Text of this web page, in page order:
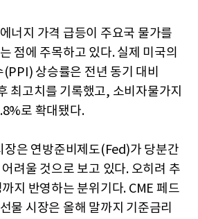
너지 가격 급등이 주요국 물가를
점에 주목하고 있다. 실제 미국의
상승률은 전년 동기 대비
최고치를 기록했고, 소비자물가지
로 확대됐다.
장은 연방준비제도(Fed)가 당분간
려울 것으로 보고 있다. 오히려 추
지 반영하는 분위기다. CME 페드
물 시장은 올해 말까지 기준금리